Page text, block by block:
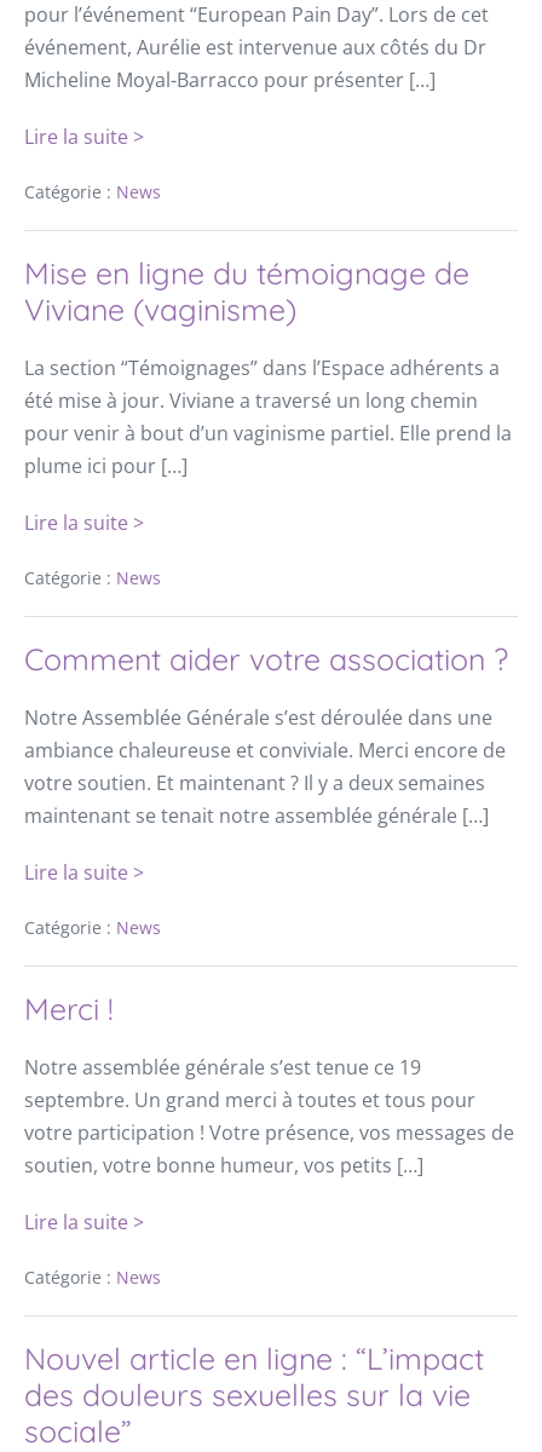
pour l’événement “European Pain Day”. Lors de cet
événement, Aurélie est intervenue aux côtés du Dr
Micheline Moyal-Barracco pour présenter […]
Lire la suite >
Catégorie : News
Mise en ligne du témoignage de
Viviane (vaginisme)
La section “Témoignages” dans l’Espace adhérents a
été mise à jour. Viviane a traversé un long chemin
pour venir à bout d’un vaginisme partiel. Elle prend la
plume ici pour […]
Lire la suite >
Catégorie : News
Comment aider votre association ?
Notre Assemblée Générale s’est déroulée dans une
ambiance chaleureuse et conviviale. Merci encore de
votre soutien. Et maintenant ? Il y a deux semaines
maintenant se tenait notre assemblée générale […]
Lire la suite >
Catégorie : News
Merci !
Notre assemblée générale s’est tenue ce 19
septembre. Un grand merci à toutes et tous pour
votre participation ! Votre présence, vos messages de
soutien, votre bonne humeur, vos petits […]
Lire la suite >
Catégorie : News
Nouvel article en ligne : “L’impact
des douleurs sexuelles sur la vie
sociale”